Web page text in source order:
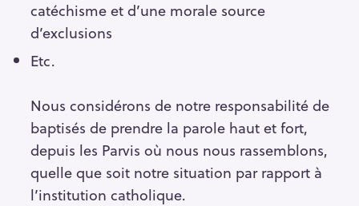
catéchisme et d’une morale source
d’exclusions
Etc.
Nous considérons de notre responsabilité de
baptisés de prendre la parole haut et fort,
depuis les Parvis où nous nous rassemblons,
quelle que soit notre situation par rapport à
l’institution catholique.